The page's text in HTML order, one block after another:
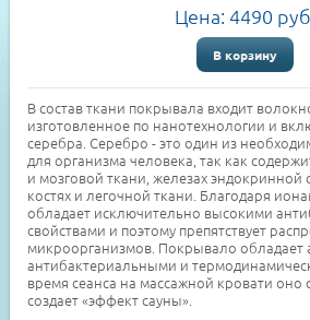
Цена: 4490
В корзину
В состав ткани покрывала входит
изготовленное по нанотехнологии и
серебра. Серебро - это один из
для организма человека, так как
и мозговой ткани, железах эндокринной
костях и легочной ткани. Благодаря
обладает исключительно высокими
свойствами и поэтому препятствует
микроорганизмов. Покрывало
антибактериальными и
время сеанса на массажной кровати оно
создает «эффект сауны».